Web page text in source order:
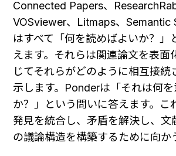
Connected Papers、
VOSviewer、Litmaps、Semantic
はすべて「何を読めばよいか？」
えます。それらは関連論文を表面
じてそれらがどのように相互接続
示します。Ponderは「それは何
か？」という問いに答えます。こ
発見を統合し、矛盾を解決し、文
の議論構造を構築するために向か